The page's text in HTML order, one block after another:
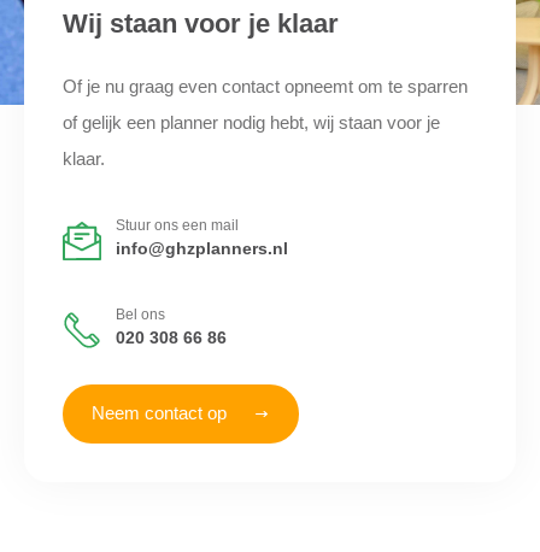
Wij staan voor je klaar
Of je nu graag even contact opneemt om te sparren
of gelijk een planner nodig hebt, wij staan voor je
klaar.
Stuur ons een mail
info@ghzplanners.nl
Bel ons
020 308 66 86
Neem contact op